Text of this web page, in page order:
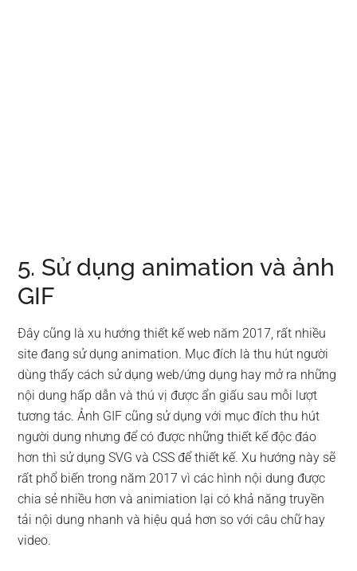
5. Sử dụng animation và ảnh
GIF
Đây cũng là xu hướng thiết kế web năm 2017, rất nhiều
site đang sử dụng animation. Mục đích là thu hút người
dùng thấy cách sử dụng web/ứng dụng hay mở ra những
nội dung hấp dẫn và thú vị được ẩn giấu sau mỗi lượt
tương tác. Ảnh GIF cũng sử dụng với mục đích thu hút
người dung nhưng để có được những thiết kế độc đáo
hơn thì sử dụng SVG và CSS để thiết kế. Xu hướng này sẽ
rất phổ biến trong năm 2017 vì các hình nội dung được
chia sẻ nhiều hơn và animiation lại có khả năng truyền
tải nội dung nhanh và hiệu quả hơn so với câu chữ hay
video.